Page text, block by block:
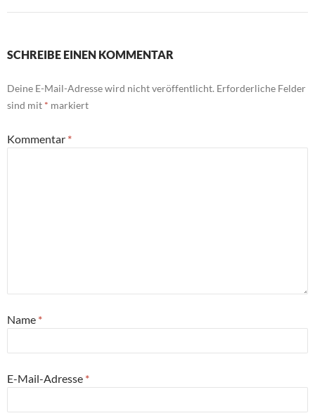
SCHREIBE EINEN KOMMENTAR
Deine E-Mail-Adresse wird nicht veröffentlicht. Erforderliche Felder
sind mit * markiert
Kommentar *
Name *
E-Mail-Adresse *